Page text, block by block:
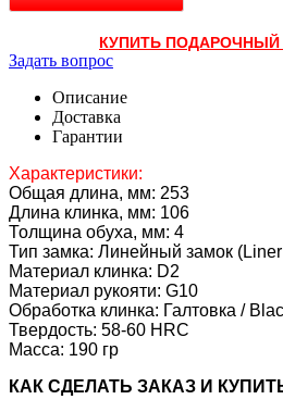
КУПИТЬ ПОДАРОЧНЫЙ
Задать вопрос
Описание
Доставка
Гарантии
Характеристики:
Общая длина, мм: 253
Длина клинка, мм: 106
Толщина обуха, мм: 4
Тип замка: Линейный замок
Материал клинка: D2
Материал рукояти: G10
Обработка клинка: Галтовка /
Твердость: 58-60 HRC
Масса: 190 гр
КАК CДЕЛАТЬ ЗАКАЗ И